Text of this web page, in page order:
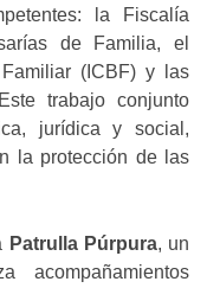
la Fiscalía
de Familia, el
(ICBF) y las
trabajo conjunto
jurídica y social,
la protección de las
Patrulla Púrpura, un
acompañamientos